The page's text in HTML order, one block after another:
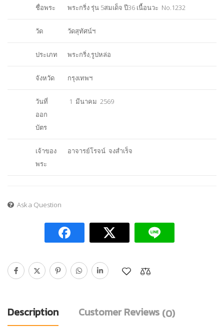
ชื่อพระ พระกริ่ง รุ่น 5สมเด็จ ปี36 เนื้อนวะ No.1232
วัด วัดสุทัศน์ฯ
ประเภท พระกริ่ง,รูปหล่อ
จังหวัด กรุงเทพฯ
วันที่
ออก
บัตร
1 มีนาคม 2569
เจ้าของ
พระ
อาจารย์โรจน์ จงสำเร็จ
Ask a Question
Description Customer Reviews (0)